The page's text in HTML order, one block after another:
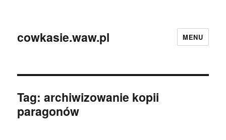
cowkasie.waw.pl MENU
Tag:archiwizowanie kopii
paragonów